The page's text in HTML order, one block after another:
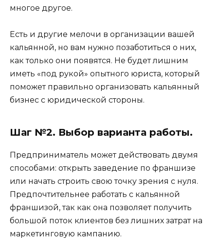
многое другое.
Есть и другие мелочи в организации вашей
кальянной, но вам нужно позаботиться о них,
как только они появятся. Не будет лишним
иметь «под рукой» опытного юриста, который
поможет правильно организовать кальянный
бизнес с юридической стороны.
Шаг №2. Выбор варианта работы.
Предприниматель может действовать двумя
способами: открыть заведение по франшизе
или начать строить свою точку зрения с нуля.
Предпочтительнее работать с кальянной
франшизой, так как она позволяет получить
большой поток клиентов без лишних затрат на
маркетинговую кампанию.